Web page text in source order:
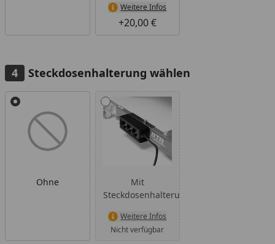
Weitere Infos
+20,00 €
Steckdosenhalterung wählen
Alle anzeigen (2)
Ohne
Mit
Steckdosenhalterung
Weitere Infos
Nicht verfügbar